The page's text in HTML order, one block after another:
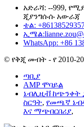
አድራሻ: --999,
ጂያንግሱሱ አውራጃ
ቴል:
ኢሜል:
WhatsApp: +86
© የቅጂ መብት - የ
ጣቢያ
AMP ሞባይል
ኔብሊዚቭ ከጭንቀት
ስርዓት, የመጫኛ
እና ማጭበርበሪያ,